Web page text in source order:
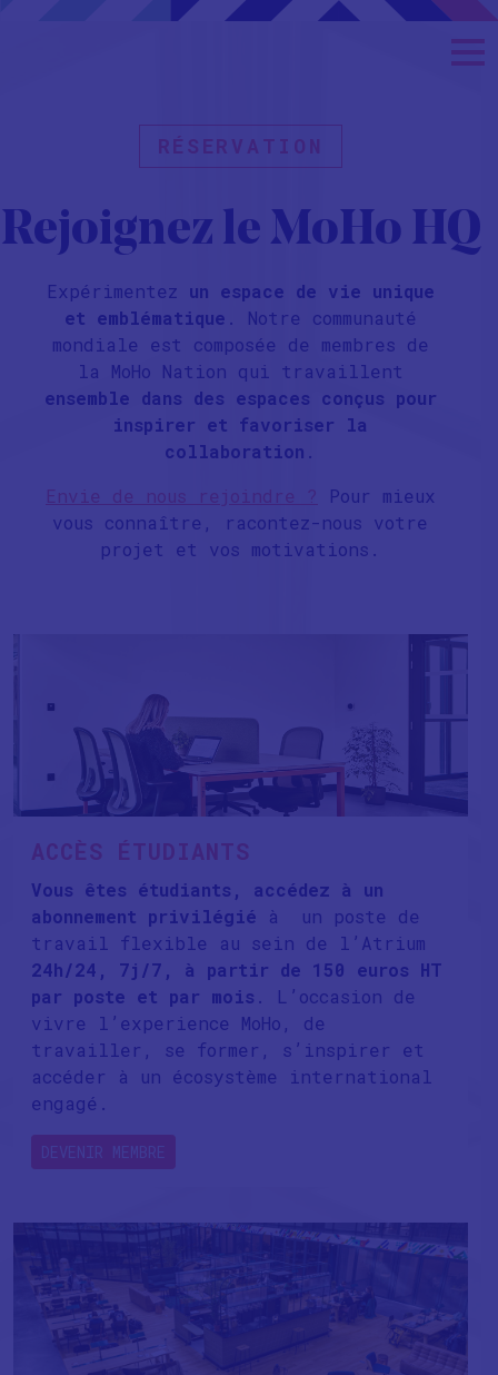
RÉSERVATION
Rejoignez le MoHo HQ
Expérimentez un espace de vie unique
et emblématique . Notre communauté
mondiale est composée de membres de
la MoHo Nation qui travaillent
ensemble dans des espaces conçus pour
inspirer et favoriser la
collaboration .
Envie de nous rejoindre ? Pour mieux
vous connaître, racontez-nous votre
projet et vos motivations.
ACCÈS ÉTUDIANTS
Vous êtes étudiants, accédez à un
abonnement privilégié à un poste de
travail flexible au sein de l’Atrium
24h/24, 7j/7, à partir de 150 euros HT
par poste et par mois . L’occasion de
vivre l’experience MoHo, de
travailler, se former, s’inspirer et
accéder à un écosystème international
engagé.
DEVENIR MEMBRE